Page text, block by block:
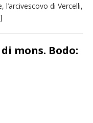
a Vercelli
Marco Arnolfo
l’arcivescovo di Vercelli,
mons. Bodo: